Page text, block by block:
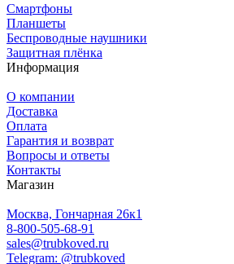
Смартфоны
Планшеты
Беспроводные наушники
Защитная плёнка
Информация
О компании
Доставка
Оплата
Гарантия и возврат
Вопросы и ответы
Контакты
Магазин
Москва, Гончарная 26к1
8-800-505-68-91
sales@trubkoved.ru
Telegram: @trubkoved